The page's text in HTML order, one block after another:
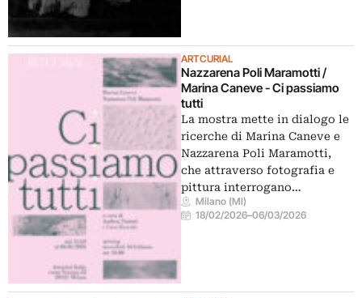
ARTCURIAL
Nazzarena Poli Maramotti /
Marina Caneve - Ci passiamo
tutti
La mostra mette in dialogo le
ricerche di Marina Caneve e
Nazzarena Poli Maramotti,
che attraverso fotografia e
pittura interrogano…
Milano (MI)
18/02/2026–06/03/2026